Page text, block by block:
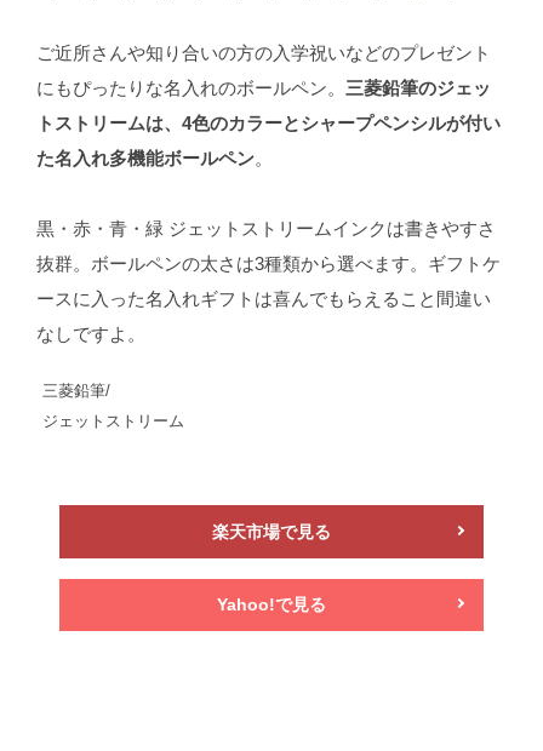
ご近所さんや知り合いの方の入学祝いなどのプレゼント
にもぴったりな名入れのボールペン。 三菱鉛筆のジェッ
トストリームは、4色のカラーとシャープペンシルが付い
た名入れ多機能ボールペン。
黒・赤・青・緑 ジェットストリームインクは書きやすさ
抜群。ボールペンの太さは3種類から選べます。ギフトケ
ースに入った名入れギフトは喜んでもらえること間違い
なしですよ。
三菱鉛筆/
ジェットストリーム
楽天市場で見る
Yahoo!で見る